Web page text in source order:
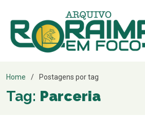
Home Postagens por tag
Tag: Parceria